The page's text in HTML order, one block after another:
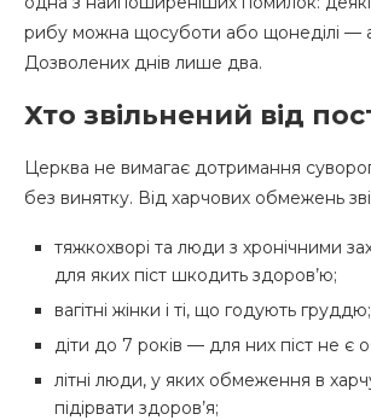
рибу можна щосуботи або щонеділі —
Дозволених днів лише два.
Хто звільнений від
Церква не вимагає дотримання
без винятку. Від харчових обмежень
тяжкохворі та люди з хронічними
для яких піст шкодить здоров’ю;
вагітні жінки і ті, що годують груддю;
діти до 7 років — для них піст не є
літні люди, у яких обмеження в
підірвати здоров’я;